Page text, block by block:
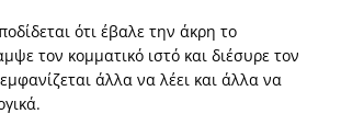
ότι έβαλε την άκρη το
τον κομματικό ιστό και διέσυρε τον
άλλα να λέει και άλλα να